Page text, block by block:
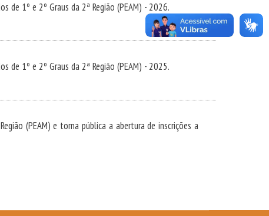
1º e 2º Graus da 2ª Região (PEAM) - 2026.
1º e 2º Graus da 2ª Região (PEAM) - 2025.
(PEAM) e torna pública a abertura de inscrições a